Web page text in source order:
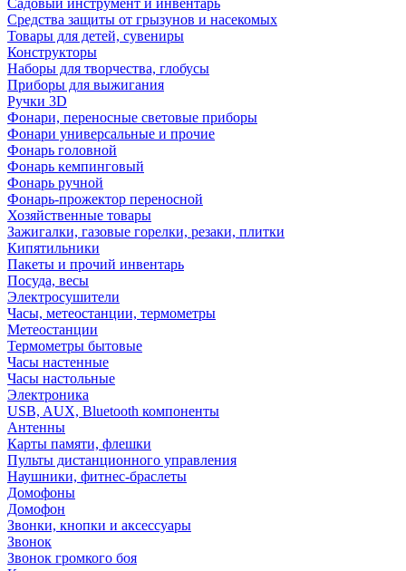
Садовый инструмент и инвентарь
Средства защиты от грызунов и насекомых
Товары для детей, сувениры
Конструкторы
Наборы для творчества, глобусы
Приборы для выжигания
Ручки 3D
Фонари, переносные световые приборы
Фонари универсальные и прочие
Фонарь головной
Фонарь кемпинговый
Фонарь ручной
Фонарь-прожектор переносной
Хозяйственные товары
Зажигалки, газовые горелки, резаки, плитки
Кипятильники
Пакеты и прочий инвентарь
Посуда, весы
Электросушители
Часы, метеостанции, термометры
Метеостанции
Термометры бытовые
Часы настенные
Часы настольные
Электроника
USB, AUX, Bluetooth компоненты
Антенны
Карты памяти, флешки
Пульты дистанционного управления
Наушники, фитнес-браслеты
Домофоны
Домофон
Звонки, кнопки и аксессуары
Звонок
Звонок громкого боя